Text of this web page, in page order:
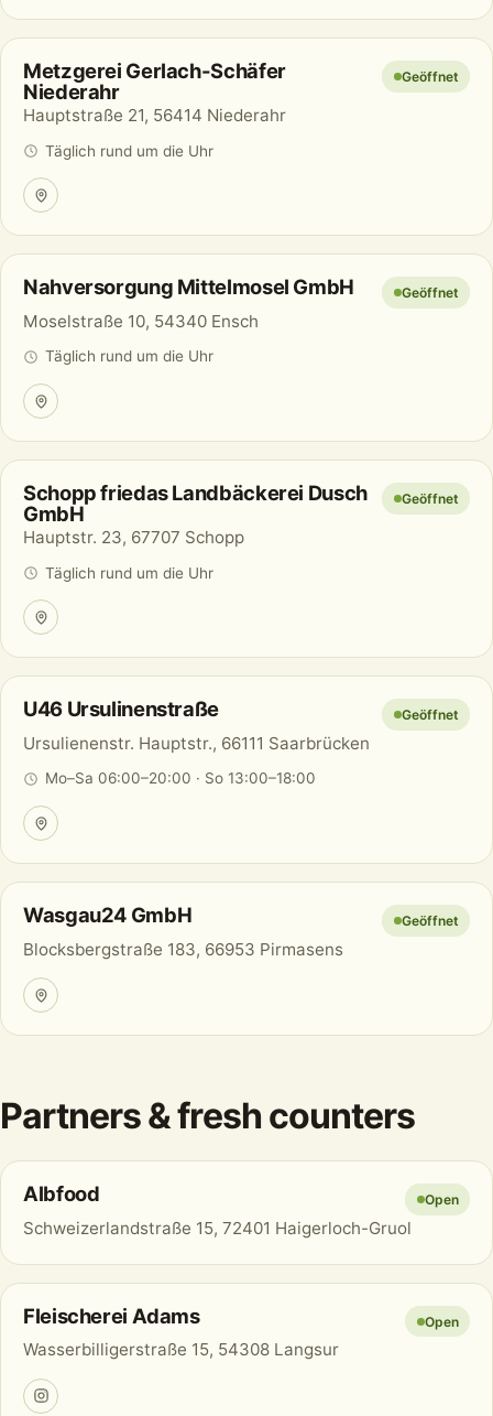
Metzgerei Gerlach-Schäfer
Niederahr
Geöffnet
Hauptstraße 21, 56414 Niederahr
Täglich rund um die Uhr
Nahversorgung Mittelmosel GmbH Geöffnet
Moselstraße 10, 54340 Ensch
Täglich rund um die Uhr
Schopp friedas Landbäckerei Dusch
GmbH
Geöffnet
Hauptstr. 23, 67707 Schopp
Täglich rund um die Uhr
U46 Ursulinenstraße Geöffnet
Ursulienenstr. Hauptstr., 66111 Saarbrücken
Mo–Sa 06:00–20:00 · So 13:00–18:00
Wasgau24 GmbH Geöffnet
Blocksbergstraße 183, 66953 Pirmasens
Partners & fresh counters
Albfood Open
Schweizerlandstraße 15, 72401 Haigerloch-Gruol
Fleischerei Adams Open
Wasserbilligerstraße 15, 54308 Langsur